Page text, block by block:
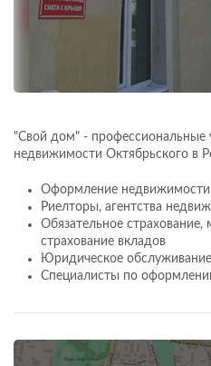
"Свой дом" - профессиональные
недвижимости Октябрьского в
Оформление
Риелторы, агентства
Обязательное страхование,
страхование вкладов
Юридическое
Специалисты по